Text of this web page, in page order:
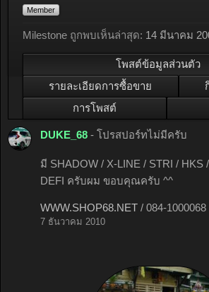
Member
Milestone ถูกพบเห็นล่าสุด: 14 มีนาคม
โพสต์ข้อมูลส่วนตัว
รายละเอียดการซื้อขาย
การโพสต์
DUKE_68 - โปรสปอร์ทไม่มีครับ
มี SHADOW / X-LINE / STRI / HKS
DEFI ครับผม ขอบคุณครับ ^^
WWW.SHOP68.NET / 084-1000068
7 ธันวาคม 2010